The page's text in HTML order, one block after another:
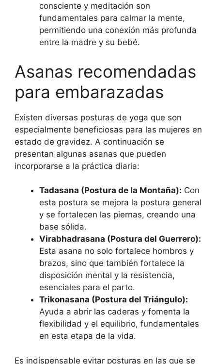
consciente y meditación son
fundamentales para calmar la mente,
permitiendo una conexión más profunda
entre la madre y su bebé.
Asanas recomendadas
para embarazadas
Existen diversas posturas de yoga que son
especialmente beneficiosas para las mujeres en
estado de gravidez. A continuación se
presentan algunas asanas que pueden
incorporarse a la práctica diaria:
Tadasana (Postura de la Montaña): Con
esta postura se mejora la postura general
y se fortalecen las piernas, creando una
base sólida.
Virabhadrasana (Postura del Guerrero):
Esta asana no solo fortalece hombros y
brazos, sino que también fortalece la
disposición mental y la resistencia,
esenciales para el parto.
Trikonasana (Postura del Triángulo):
Ayuda a abrir las caderas y fomenta la
flexibilidad y el equilibrio, fundamentales
en esta etapa de la vida.
Es indispensable evitar posturas en las que se